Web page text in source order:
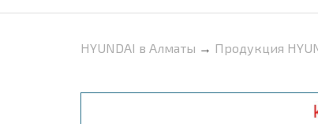
HYUNDAI в Алматы → Продукция